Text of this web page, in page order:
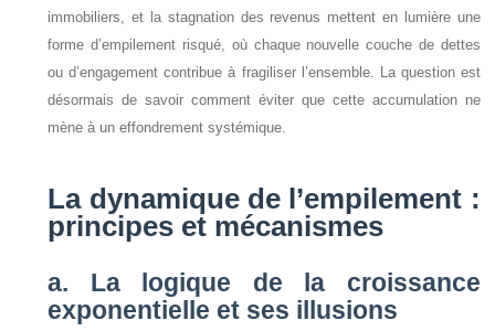
immobiliers, et la stagnation des revenus mettent en lumière une
forme d’empilement risqué, où chaque nouvelle couche de dettes
ou d’engagement contribue à fragiliser l’ensemble. La question est
désormais de savoir comment éviter que cette accumulation ne
mène à un effondrement systémique.
La dynamique de l’empilement :
principes et mécanismes
a. La logique de la croissance
exponentielle et ses illusions